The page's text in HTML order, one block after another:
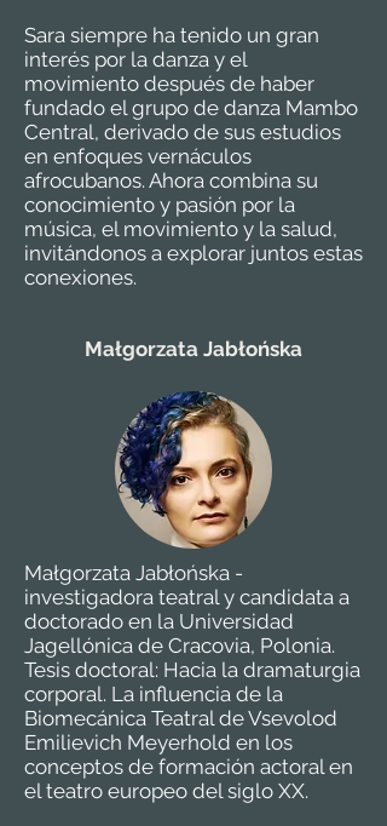
Sara siempre ha tenido un gran
interés por la danza y el
movimiento después de haber
fundado el grupo de danza Mambo
Central, derivado de sus estudios
en enfoques vernáculos
afrocubanos. Ahora combina su
conocimiento y pasión por la
música, el movimiento y la salud,
invitándonos a explorar juntos estas
conexiones.
Małgorzata Jabłońska
Małgorzata Jabłońska -
investigadora teatral y candidata a
doctorado en la Universidad
Jagellónica de Cracovia, Polonia.
Tesis doctoral: Hacia la dramaturgia
corporal. La influencia de la
Biomecánica Teatral de Vsevolod
Emilievich Meyerhold en los
conceptos de formación actoral en
el teatro europeo del siglo XX.